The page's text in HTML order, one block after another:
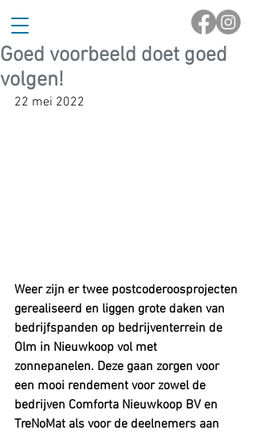
Goed voorbeeld doet goed
volgen!
22 mei 2022
Weer zijn er twee postcoderoosprojecten
gerealiseerd en liggen grote daken van
bedrijfspanden op bedrijventerrein de
Olm in Nieuwkoop vol met
zonnepanelen. Deze gaan zorgen voor
een mooi rendement voor zowel de
bedrijven Comforta Nieuwkoop BV en
TreNoMat als voor de deelnemers aan